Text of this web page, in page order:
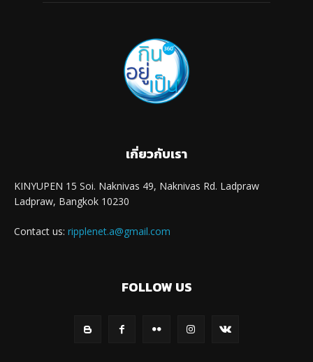
เกี่ยวกับเรา
KINYUPEN 15 Soi. Naknivas 49, Naknivas Rd. Ladpraw
Ladpraw, Bangkok 10230
Contact us: ripplenet.a@gmail.com
FOLLOW US